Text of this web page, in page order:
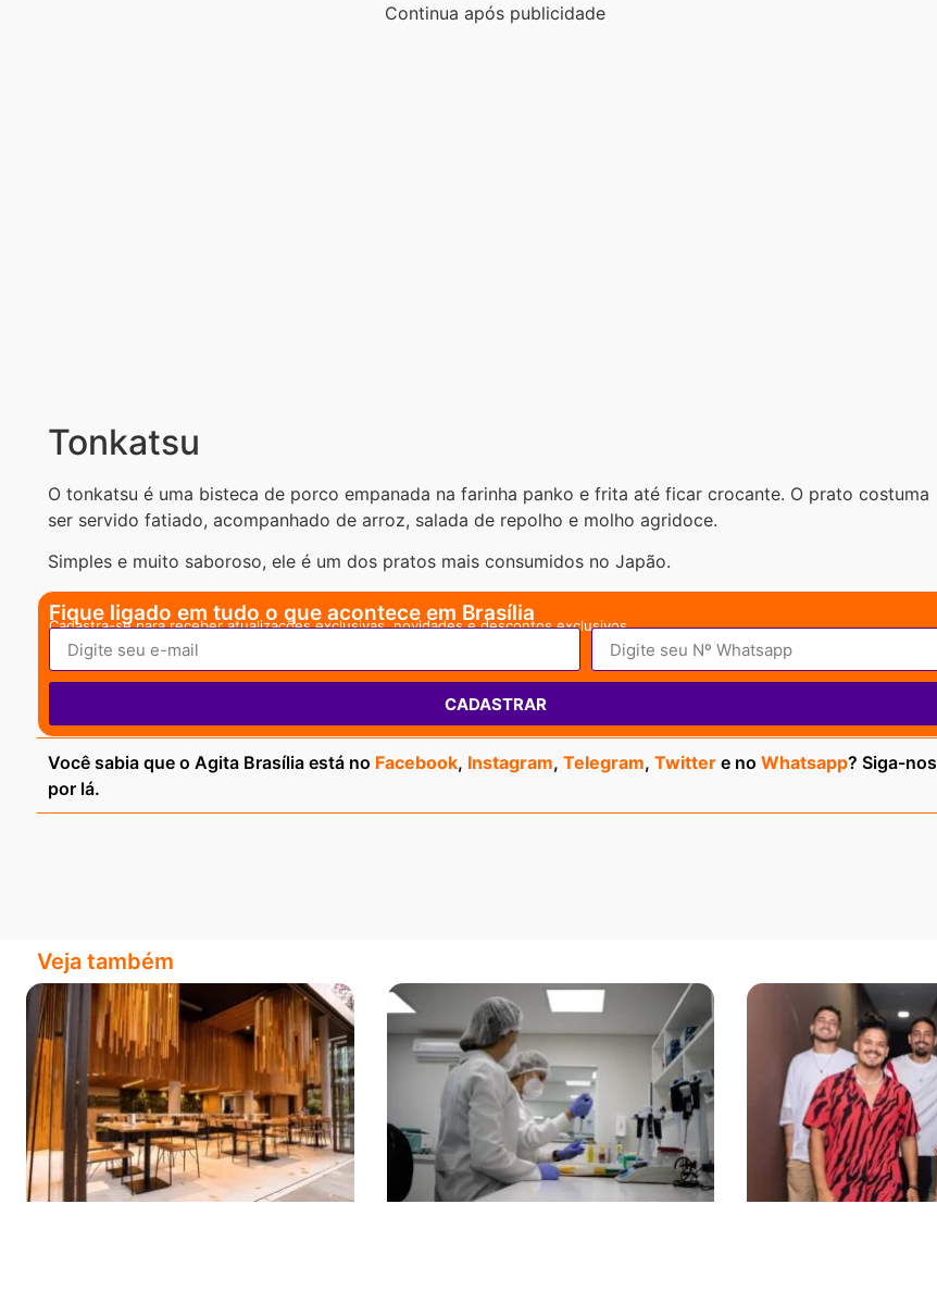
Continua após publicidade
Tonkatsu
O tonkatsu é uma bisteca de porco empanada na farinha panko e frita até ficar crocante. O prato costuma
ser servido fatiado, acompanhado de arroz, salada de repolho e molho agridoce.
Simples e muito saboroso, ele é um dos pratos mais consumidos no Japão.
Fique ligado em tudo o que acontece em Brasília
Cadastra-se para receber atualizações exclusivas, novidades e descontos exclusivos.
CADASTRAR
Você sabia que o Agita Brasília está no Facebook, Instagram, Telegram, Twitter e no Whatsapp? Siga-nos
por lá.
Veja também